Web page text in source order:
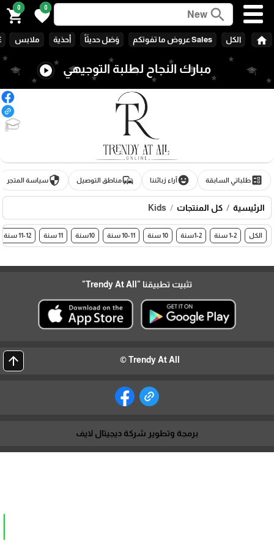
search
0
favorite
0
shopping_cart
home الكل Sales عروض ما تفوتكم وَصَل حديثَاً أحذية ملابس
مبارك النجاح لطلبة التوجيهي play_circle
🎓
ballotطلباتي السابقة emoji_emotionsآراء زبائننا commuteمناطق التوصيل securityسياسة المتجر
الرئيسية كل المنتجات Kids
الكل 1-2 سنة 1-2سنة 10 سنة 10-11 سنة 10سنة 11 سنة 11-12 سنة
تثبيت تطبيقنا "Trendy At All"
Trendy At All ©
arrow_upward
برمجة وتطوير شركة ديجيتال لايف